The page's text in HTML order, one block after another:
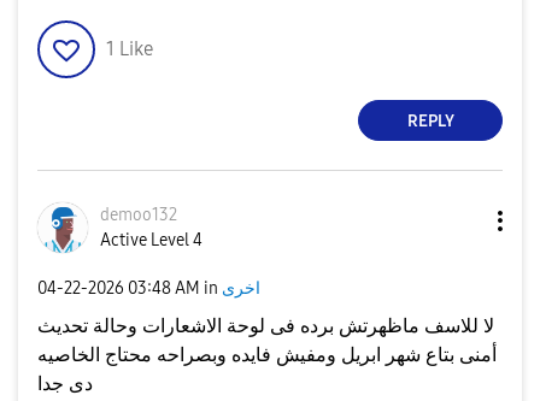
1 Like
REPLY
demoo132
Active Level 4
‎04-22-2026 03:48 AM in اخرى
لا للاسف ماظهرتش برده فى لوحة الاشعارات وحالة تحديث
أمنى بتاع شهر ابريل ومفيش فايده وبصراحه محتاج الخاصيه
دى جدا